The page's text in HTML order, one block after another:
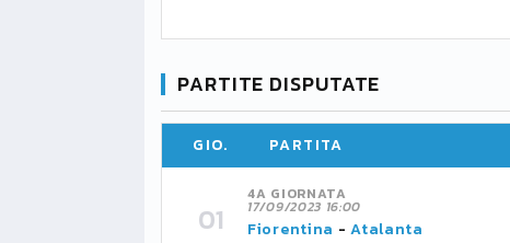
PARTITE DISPUTATE
GIO. PARTITA
4A GIORNATA
17/09/2023 16:00
Fiorentina -Atalanta